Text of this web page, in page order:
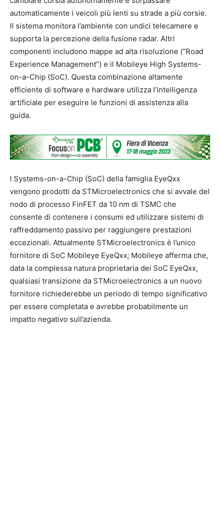
automaticamente i veicoli più lenti su strade a più corsie.
Il sistema monitora l’ambiente con undici telecamere e
supporta la percezione della fusione radar. Altri
componenti includono mappe ad alta risoluzione (“Road
Experience Management”) e il Mobileye High Systems-
on-a-Chip (SoC). Questa combinazione altamente
efficiente di software e hardware utilizza l’intelligenza
artificiale per eseguire le funzioni di assistenza alla
guida.
I Systems-on-a-Chip (SoC) della famiglia EyeQxx
vengono prodotti da STMicroelectronics che si avvale del
nodo di processo FinFET da 10 nm di TSMC che
consente di contenere i consumi ed utilizzare sistemi di
raffreddamento passivo per raggiungere prestazioni
eccezionali. Attualmente STMicroelectronics è l’unico
fornitore di SoC Mobileye EyeQxx; Mobileye afferma che,
data la complessa natura proprietaria dei SoC EyeQxx,
qualsiasi transizione da STMicroelectronics a un nuovo
fornitore richiederebbe un periodo di tempo significativo
per essere completata e avrebbe probabilmente un
impatto negativo sull’azienda.